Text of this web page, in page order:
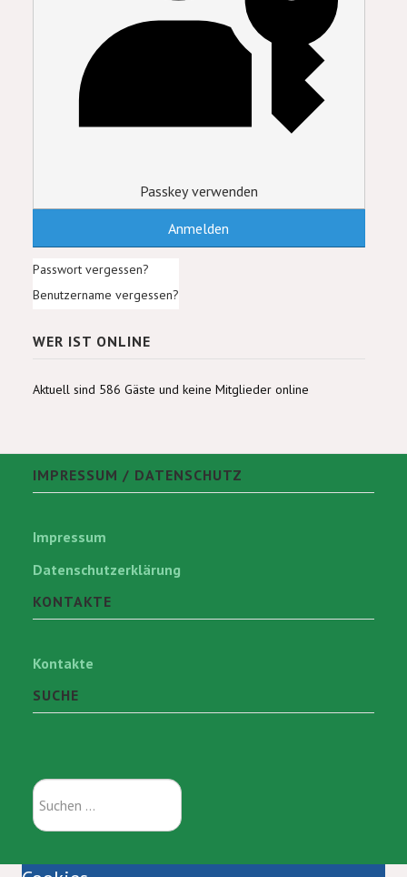
Passkey verwenden
Anmelden
Passwort vergessen?
Benutzername vergessen?
WER IST ONLINE
Aktuell sind 586 Gäste und keine Mitglieder online
IMPRESSUM / DATENSCHUTZ
Impressum
Datenschutzerklärung
KONTAKTE
Kontakte
SUCHE
Suchen
...